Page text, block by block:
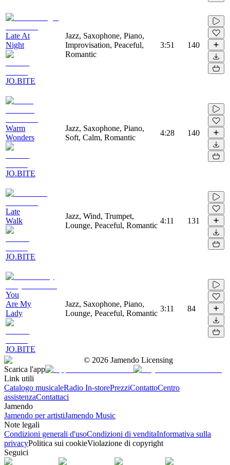
Late At
Night
JO.BITE
Jazz, Saxophone, Piano,
Improvisation, Peaceful,
Romantic
3:51 140
Warm
Wonders
JO.BITE
Jazz, Saxophone, Piano,
Soft, Calm, Romantic
4:28 140
Late
Walk
JO.BITE
Jazz, Wind, Trumpet,
Lounge, Peaceful, Romantic
4:11 131
You
Are My
Lady
JO.BITE
Jazz, Saxophone, Piano,
Lounge, Peaceful, Romantic
3:11 84
© 2026 Jamendo Licensing
Scarica l'app
Link utili
Catalogo musicaleRadio In-storePrezziContattoCentro
assistenzaContattaci
Jamendo
Jamendo per artistiJamendo Music
Note legali
Condizioni generali d'usoCondizioni di venditaInformativa sulla
privacyPolitica sui cookieViolazione di copyright
Seguici